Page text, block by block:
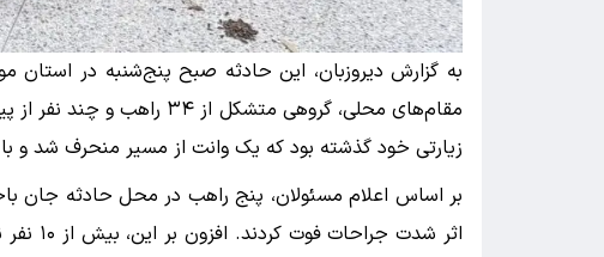
به گزارش دیروزبان، این حادثه صبح پنج‌شنبه در استان
مقام‌های محلی، گروهی متشکل
زیارتی خود گذشته بود که یک وانت از مسیر منحرف شد و با
بر اساس اعلام مسئولان، پنج راهب در محل حادثه جان
اثر